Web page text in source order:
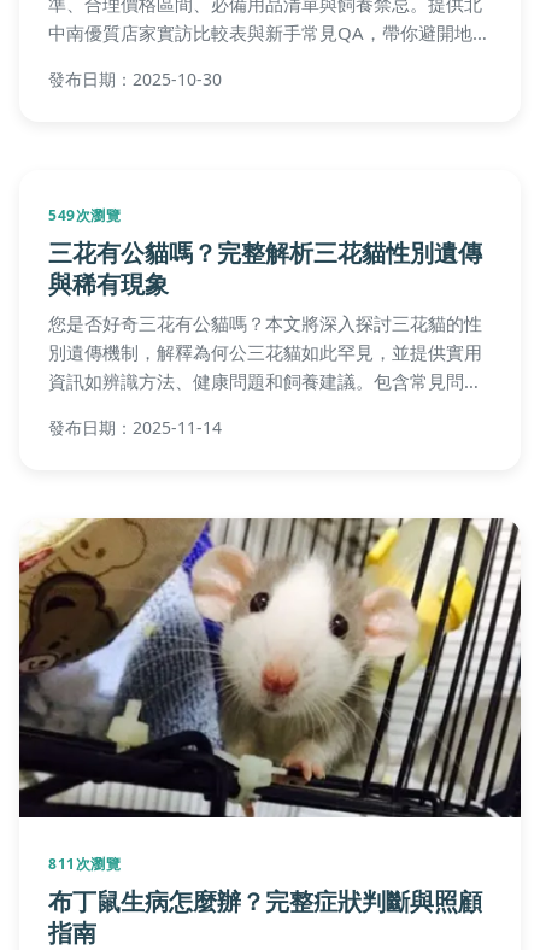
中南優質店家實訪比較表與新手常見QA，帶你避開地雷
發布日期：2025-10-30
549次瀏覽
三花有公貓嗎？完整解析三花貓性別遺傳
與稀有現象
您是否好奇三花有公貓嗎？本文將深入探討三花貓的性
別遺傳機制，解釋為何公三花貓如此罕見，並提供實用
資訊如辨識方法、健康問題和飼養建議。包含常見問
疑問。
發布日期：2025-11-14
811次瀏覽
布丁鼠生病怎麼辦？完整症狀判斷與照顧
指南